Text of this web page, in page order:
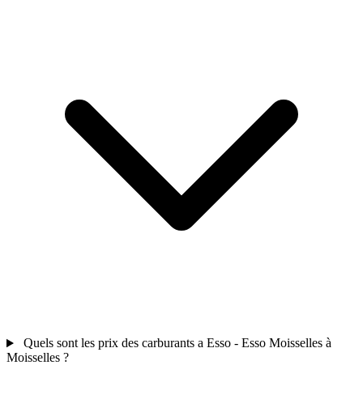
Quels sont les prix des carburants a Esso - Esso Moisselles à
Moisselles ?